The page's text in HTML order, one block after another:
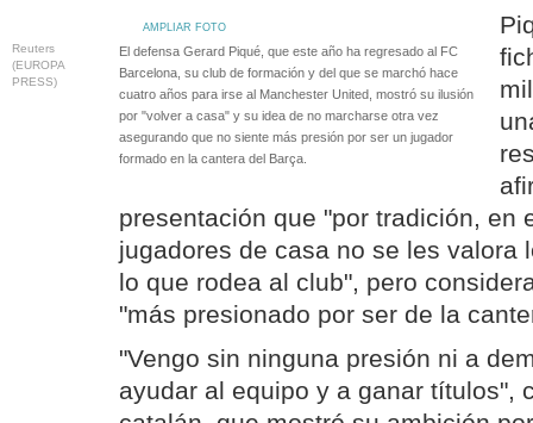
AMPLIAR FOTO
Reuters
(EUROPA
PRESS)
El defensa Gerard Piqué, que este año ha regresado al FC
Barcelona, su club de formación y del que se marchó hace
cuatro años para irse al Manchester United, mostró su ilusión
por "volver a casa" y su idea de no marcharse otra vez
asegurando que no siente más presión por ser un jugador
formado en la cantera del Barça.
presentación que "por tradición, en
jugadores de casa no se les valora
lo que rodea al club", pero
"más presionado por ser de la
"Vengo sin ninguna presión ni a
ayudar al equipo y a ganar títulos",